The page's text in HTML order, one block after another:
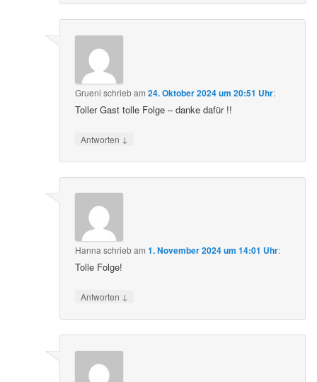
Grueni schriebam24. Oktober 2024 um 20:51 Uhr:
Toller Gast tolle Folge – danke dafür !!
Antworten ↓
Hanna schriebam1. November 2024 um 14:01 Uhr:
Tolle Folge!
Antworten ↓